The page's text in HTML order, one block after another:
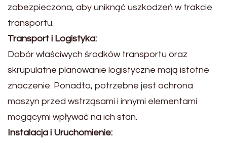
zabezpieczona, aby uniknąć uszkodzeń w trakcie
transportu.
Transport i Logistyka:
Dobór właściwych środków transportu oraz
skrupulatne planowanie logistyczne mają istotne
znaczenie. Ponadto, potrzebne jest ochrona
maszyn przed wstrząsami i innymi elementami
mogącymi wpływać na ich stan.
Instalacja i Uruchomienie: